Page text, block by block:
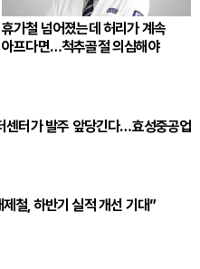
휴가철 넘어졌는데 허리가 계속
아프다면…척추골절 의심해야
센터가 발주 앞당긴다…효성중공업
철, 하반기 실적 개선 기대”